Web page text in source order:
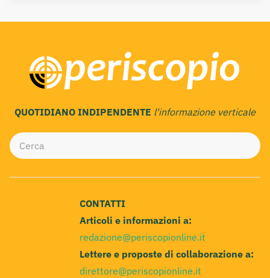
QUOTIDIANO INDIPENDENTE l'informazione verticale
CONTATTI
Articoli e informazioni a:
redazione@periscopionline.it
Lettere e proposte di collaborazione a:
direttore@periscopionline.it